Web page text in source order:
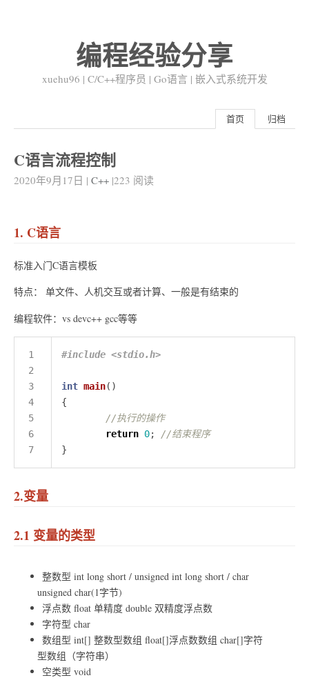
编程经验分享
xuehu96 | C/C++程序员 | Go语言 | 嵌入式系统开发
首页 归档
C语言流程控制
2020年9月17日 | C++ |223 阅读
1. C语言
标准入门C语言模板
特点： 单文件、人机交互或者计算、一般是有结束的
编程软件：vs devc++ gcc等等
3
4
5
6
7
#include <stdio.h>
int main
return 0;
2.变量
2.1 变量的类型
整数型 int long short / unsigned int long short / char
unsigned char(1字节)
浮点数 float 单精度 double 双精度浮点数
字符型 char
数组型 int[] 整数型数组 float[]浮点数数组 char[]字符
型数组（字符串）
空类型 void